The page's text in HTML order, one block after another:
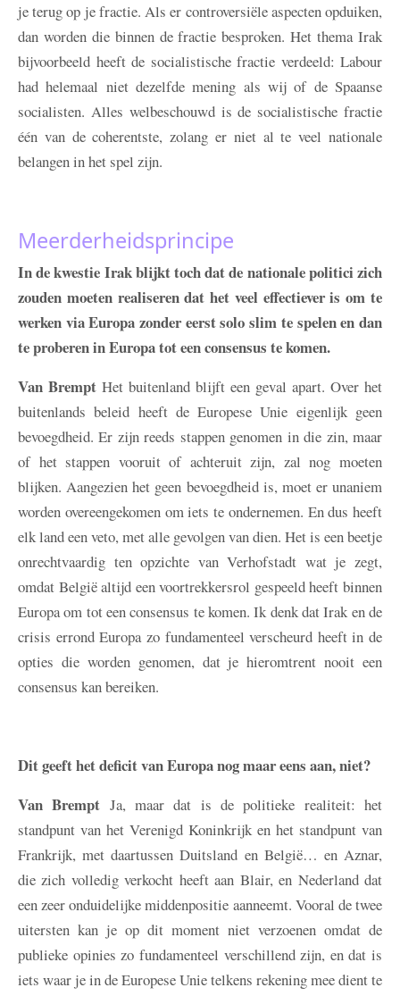
je terug op je fractie. Als er controversiële aspecten opduiken,
dan worden die binnen de fractie besproken. Het thema Irak
bijvoorbeeld heeft de socialistische fractie verdeeld: Labour
had helemaal niet dezelfde mening als wij of de Spaanse
socialisten. Alles welbeschouwd is de socialistische fractie
één van de coherentste, zolang er niet al te veel nationale
belangen in het spel zijn.
Meerderheidsprincipe
In de kwestie Irak blijkt toch dat de nationale politici zich
zouden moeten realiseren dat het veel effectiever is om te
werken via Europa zonder eerst solo slim te spelen en dan
te proberen in Europa tot een consensus te komen.
Van Brempt Het buitenland blijft een geval apart. Over het
buitenlands beleid heeft de Europese Unie eigenlijk geen
bevoegdheid. Er zijn reeds stappen genomen in die zin, maar
of het stappen vooruit of achteruit zijn, zal nog moeten
blijken. Aangezien het geen bevoegdheid is, moet er unaniem
worden overeengekomen om iets te ondernemen. En dus heeft
elk land een veto, met alle gevolgen van dien. Het is een beetje
onrechtvaardig ten opzichte van Verhofstadt wat je zegt,
omdat België altijd een voortrekkersrol gespeeld heeft binnen
Europa om tot een consensus te komen. Ik denk dat Irak en de
crisis errond Europa zo fundamenteel verscheurd heeft in de
opties die worden genomen, dat je hieromtrent nooit een
consensus kan bereiken.
Dit geeft het deficit van Europa nog maar eens aan, niet?
Van Brempt Ja, maar dat is de politieke realiteit: het
standpunt van het Verenigd Koninkrijk en het standpunt van
Frankrijk, met daartussen Duitsland en België… en Aznar,
die zich volledig verkocht heeft aan Blair, en Nederland dat
een zeer onduidelijke middenpositie aanneemt. Vooral de twee
uitersten kan je op dit moment niet verzoenen omdat de
publieke opinies zo fundamenteel verschillend zijn, en dat is
iets waar je in de Europese Unie telkens rekening mee dient te